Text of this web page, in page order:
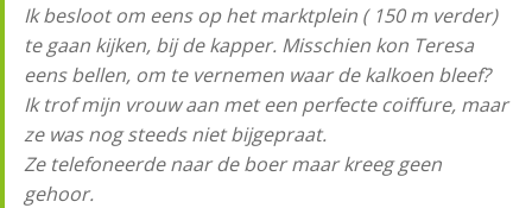
Ik besloot om eens op het marktplein ( 150 m verder)
te gaan kijken, bij de kapper. Misschien kon Teresa
eens bellen, om te vernemen waar de kalkoen bleef?
Ik trof mijn vrouw aan met een perfecte coiffure, maar
ze was nog steeds niet bijgepraat.
Ze telefoneerde naar de boer maar kreeg geen
gehoor.